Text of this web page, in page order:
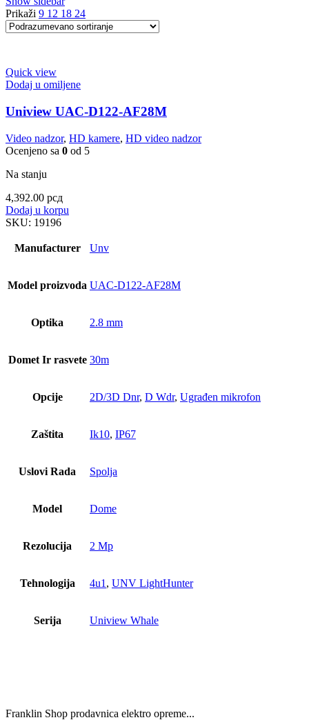
Prikaži 9 12 18 24
Quick view
Dodaj u omiljene
Uniview UAC-D122-AF28M
Video nadzor, HD kamere, HD video nadzor
Ocenjeno sa 0 od 5
Na stanju
4,392.00 рсд
Dodaj u korpu
SKU: 19196
Manufacturer Unv
Model proizvoda UAC-D122-AF28M
Optika 2.8 mm
Domet Ir rasvete 30m
Opcije 2D/3D Dnr, D Wdr, Ugrađen mikrofon
Zaštita Ik10, IP67
Uslovi Rada Spolja
Model Dome
Rezolucija 2 Mp
Tehnologija 4u1 , UNV LightHunter
Serija Uniview Whale
Franklin Shop prodavnica elektro opreme...